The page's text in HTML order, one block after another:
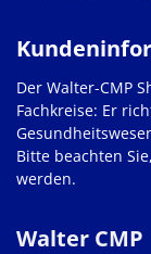
Walter CMP
Der Walter-CMP
Fachkreise: Er
Bitte beachten
werden.